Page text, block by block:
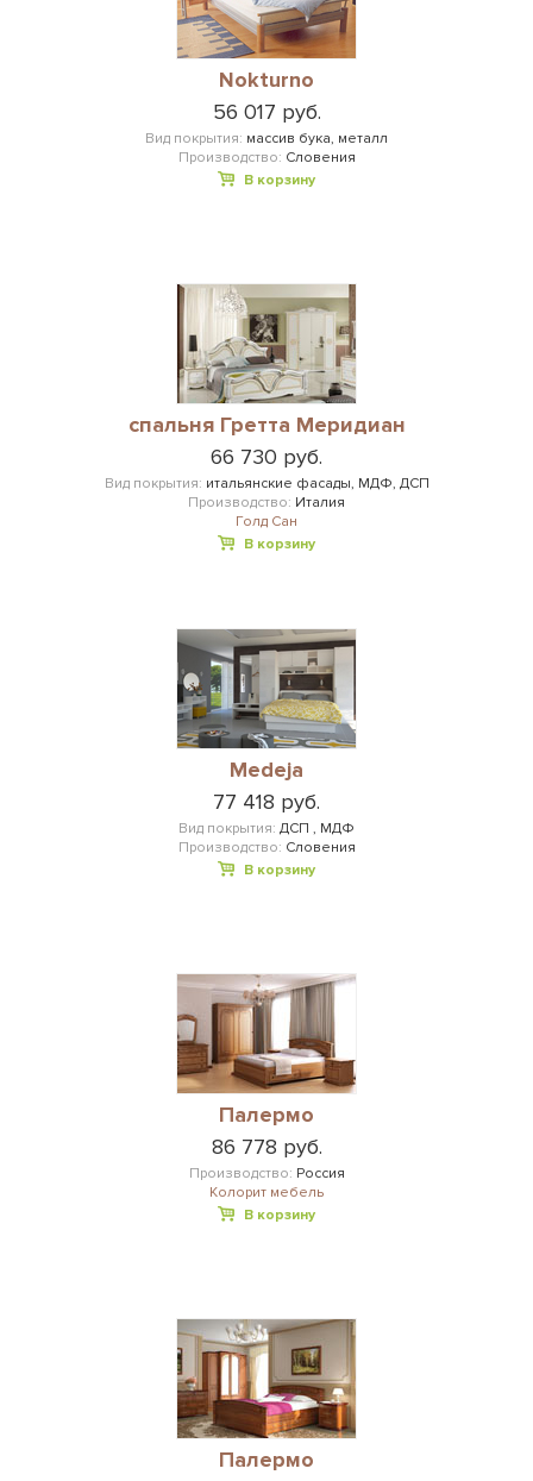
Nokturno
56 017 руб.
Вид покрытия: массив бука, металл
Производство: Словения
В корзину
спальня Гретта Меридиан
66 730 руб.
Вид покрытия: итальянские фасады, МДФ, ДСП
Производство: Италия
Голд Сан
В корзину
Medeja
77 418 руб.
Вид покрытия: ДСП , МДФ
Производство: Словения
В корзину
Палермо
86 778 руб.
Производство: Россия
Колорит мебель
В корзину
Палермо